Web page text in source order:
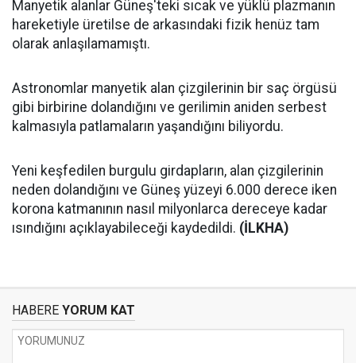
Manyetik alanlar Güneş'teki sıcak ve yüklü plazmanın
hareketiyle üretilse de arkasındaki fizik henüz tam
olarak anlaşılamamıştı.
Astronomlar manyetik alan çizgilerinin bir saç örgüsü
gibi birbirine dolandığını ve gerilimin aniden serbest
kalmasıyla patlamaların yaşandığını biliyordu.
Yeni keşfedilen burgulu girdapların, alan çizgilerinin
neden dolandığını ve Güneş yüzeyi 6.000 derece iken
korona katmanının nasıl milyonlarca dereceye kadar
ısındığını açıklayabileceği kaydedildi. (İLKHA)
HABERE YORUM KAT